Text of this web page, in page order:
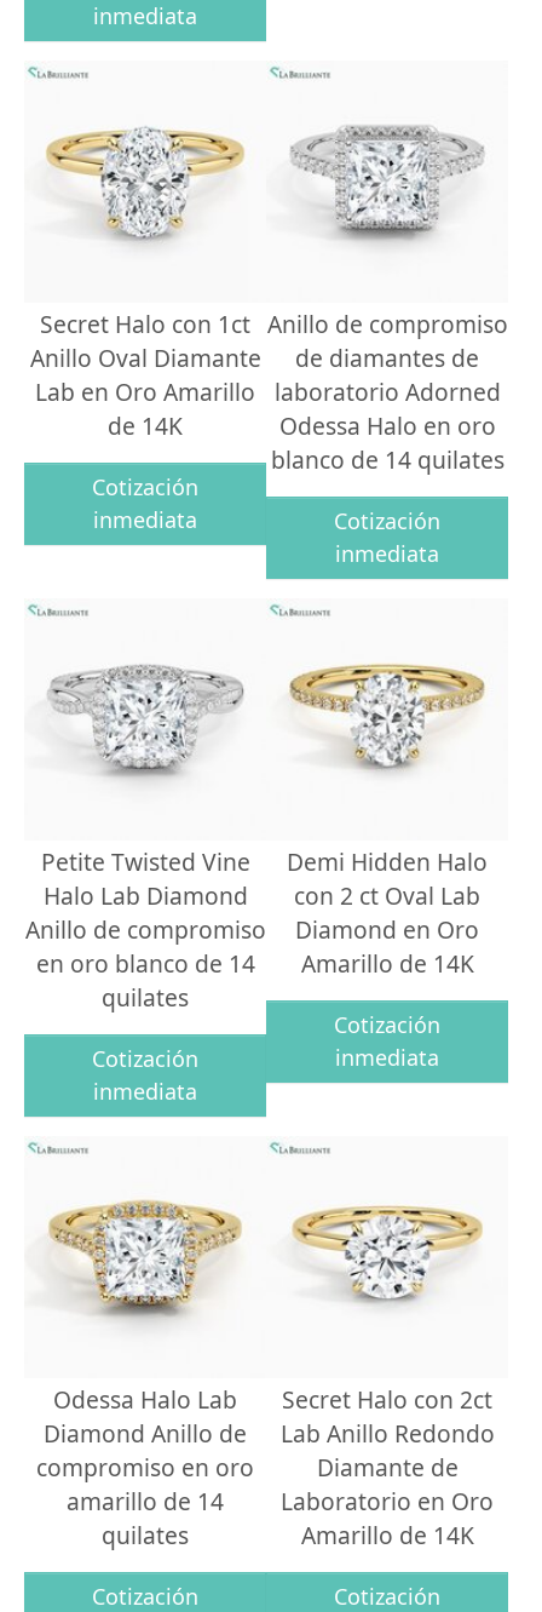
inmediata
Secret Halo con 1ct
Anillo Oval Diamante
Lab en Oro Amarillo
de 14K
Cotización
inmediata
Anillo de compromiso
de diamantes de
laboratorio Adorned
Odessa Halo en oro
blanco de 14 quilates
Cotización
inmediata
Petite Twisted Vine
Halo Lab Diamond
Anillo de compromiso
en oro blanco de 14
quilates
Cotización
inmediata
Demi Hidden Halo
con 2 ct Oval Lab
Diamond en Oro
Amarillo de 14K
Cotización
inmediata
Odessa Halo Lab
Diamond Anillo de
compromiso en oro
amarillo de 14
quilates
Cotización
Secret Halo con 2ct
Lab Anillo Redondo
Diamante de
Laboratorio en Oro
Amarillo de 14K
Cotización